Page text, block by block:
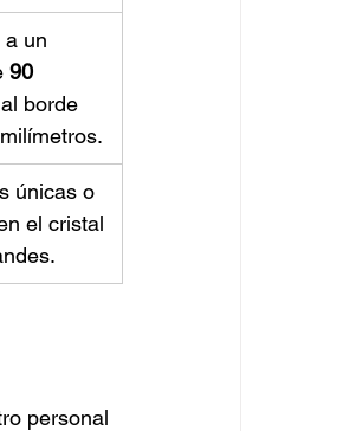
a un
90
borde
únicas o
el cristal
personal